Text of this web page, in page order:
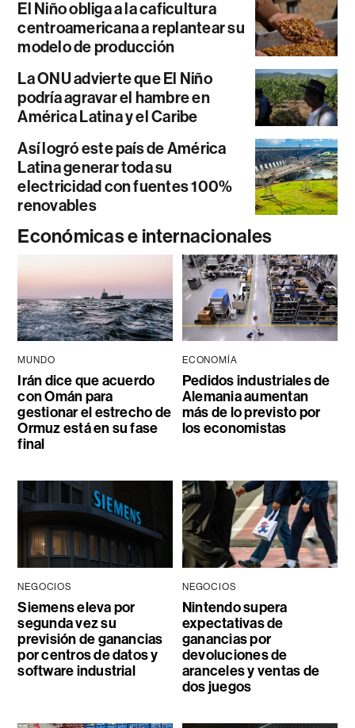
El Niño obliga a la caficultura
centroamericana a replantear su
modelo de producción
La ONU advierte que El Niño
podría agravar el hambre en
América Latina y el Caribe
Así logró este país de América
Latina generar toda su
electricidad con fuentes 100%
renovables
Económicas e internacionales
MUNDO
Irán dice que acuerdo
con Omán para
gestionar el estrecho de
Ormuz está en su fase
final
ECONOMÍA
Pedidos industriales de
Alemania aumentan
más de lo previsto por
los economistas
NEGOCIOS
Siemens eleva por
segunda vez su
previsión de ganancias
por centros de datos y
software industrial
NEGOCIOS
Nintendo supera
expectativas de
ganancias por
devoluciones de
aranceles y ventas de
dos juegos